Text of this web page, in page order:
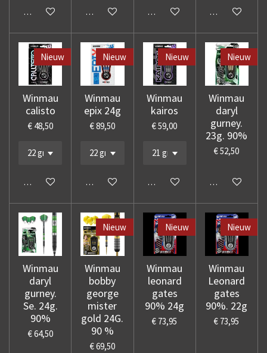
In winkelwagen In winkelwagen In winkelwagen In winkelwagen
Nieuw
Winmau
calisto
€ 48,50
In winkelwagen
Nieuw
Winmau
epix 24g
€ 89,50
In winkelwagen
Nieuw
Winmau
kairos
€ 59,00
In winkelwagen
Nieuw
Winmau
daryl
gurney.
23g. 90%
€ 52,50
In winkelwagen
Winmau
daryl
gurney.
Se. 24g.
90%
€ 64,50
Nieuw
Winmau
bobby
george
mister
gold 24G.
90 %
€ 69,50
Nieuw
Winmau
leonard
gates
90% 24g
€ 73,95
Nieuw
Winmau
Leonard
gates
90%. 22g
€ 73,95